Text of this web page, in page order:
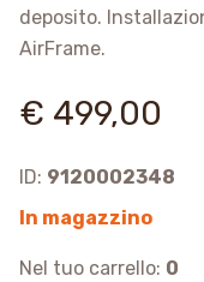
deposito.
AirFrame.
€ 499,00
ID: 9120002348
In magazzino
Nel tuo carrello: 0